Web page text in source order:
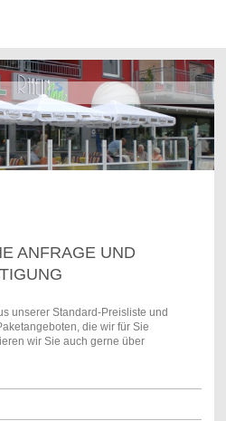
ANFRAGE UND
unserer Standard-Preisliste und
die wir für Sie
wir Sie auch gerne über